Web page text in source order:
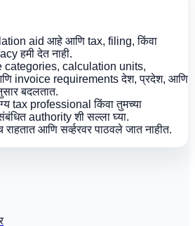
aid आहे आणि tax, filing, किंवा
हमी देत नाही.
categories, calculation units,
invoice requirements देश, प्रदेश, आणि
बदलतात.
tax professional किंवा तुमच्या
authority शी सल्ला घ्या.
आणि सर्व्हरवर पाठवले जात नाहीत.